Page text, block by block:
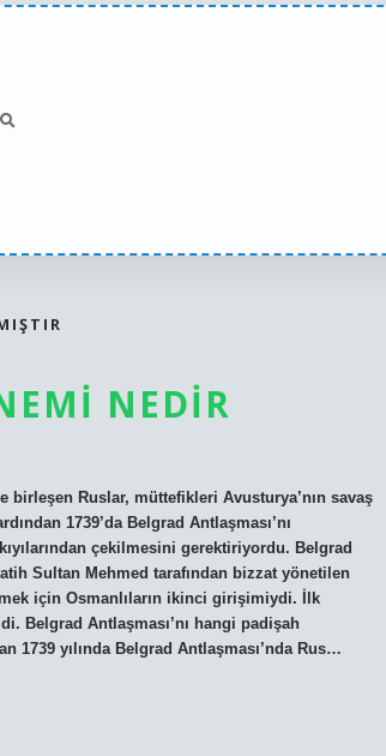
NEDIR
birleşen Ruslar, müttefikleri Avusturya’nın savaş
1739’da Belgrad Antlaşması’nı
çekilmesini gerektiriyordu. Belgrad
Sultan Mehmed tarafından bizzat yönetilen
için Osmanlıların ikinci girişimiydi. İlk
Belgrad Antlaşması’nı hangi padişah
1739 yılında Belgrad Antlaşması’nda Rus…